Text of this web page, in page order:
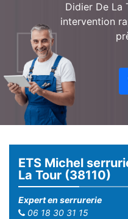
Didier De La
intervention
ETS Michel
La Tour (38110)
Expert en serrurerie
06 18 30 31 15